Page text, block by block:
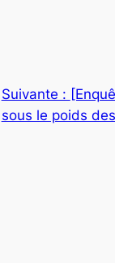
Suivante :
sous le poids